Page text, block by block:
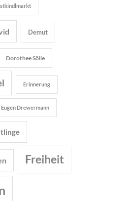
Demut
Dorothee Sölle
Erinnerung
Eugen Drewermann
Freiheit